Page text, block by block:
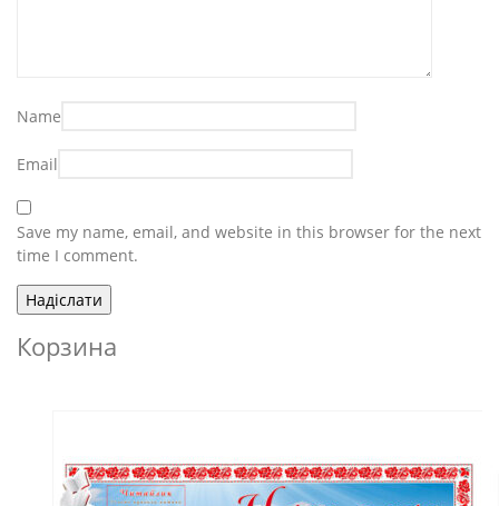
Name
Email
Save my name, email, and website in this browser for the next
time I comment.
Корзина